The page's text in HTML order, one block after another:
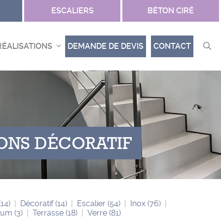
ESCALIERS BÉTON CIRÉ
DEMANDE DE DEVIS CONTACT
DÉCORATIF
Décoratif(14) Escalier (54) Inox (76)
(3) Terrasse (18) Verre (81)